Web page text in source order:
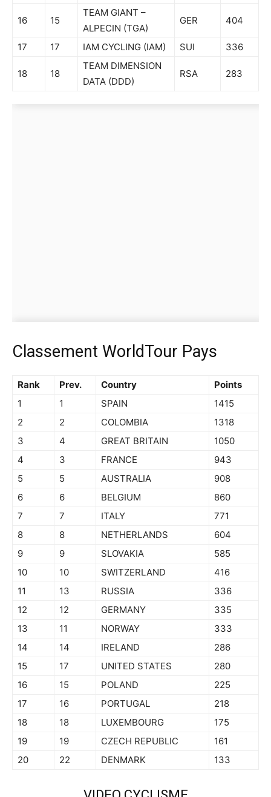
16 15
TEAM GIANT –
ALPECIN (TGA)
GER 404
17 17 IAM CYCLING (IAM) SUI 336
18 18
TEAM DIMENSION
DATA (DDD)
RSA 283
Classement WorldTour Pays
Rank Prev. Country
Points
1
1 SPAIN
1415
2
2 COLOMBIA
1318
3
4 GREAT BRITAIN
1050
4
3 FRANCE
943
5
5 AUSTRALIA
908
6
6 BELGIUM
860
7
7 ITALY
771
8
8 NETHERLANDS
604
9
9 SLOVAKIA
585
10
10 SWITZERLAND
416
11
13 RUSSIA
336
12
12 GERMANY
335
13
11 NORWAY
333
14
14 IRELAND
286
15
17 UNITED STATES
280
16
15 POLAND
225
17
16 PORTUGAL
218
18
18 LUXEMBOURG
175
19
19 CZECH REPUBLIC
161
20
22 DENMARK 133